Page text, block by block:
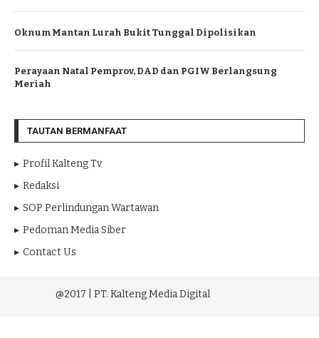
Oknum Mantan Lurah Bukit Tunggal Dipolisikan
Perayaan Natal Pemprov, DAD dan PGIW Berlangsung
Meriah
TAUTAN BERMANFAAT
Profil Kalteng Tv
Redaksi
SOP Perlindungan Wartawan
Pedoman Media Siber
Contact Us
@2017 | PT. Kalteng Media Digital